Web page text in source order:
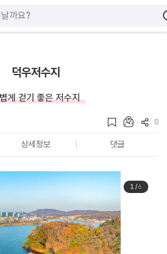
덕우저수지
게 걷기 좋은 저수지
0
상세정보 댓글
1/6